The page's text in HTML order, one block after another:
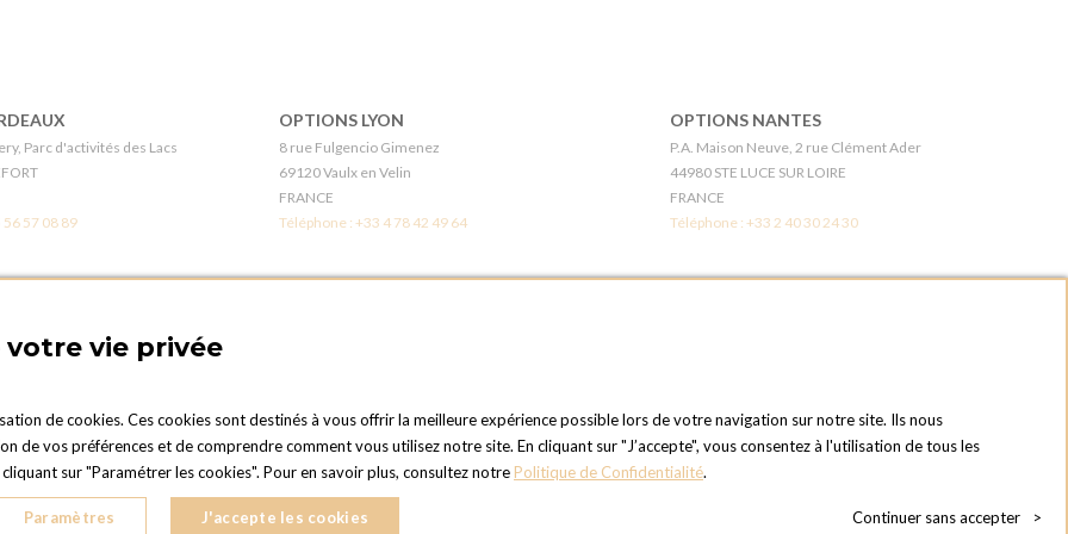
Parc d'activités des Lacs
56 57 08 89
OPTIONS LYON
8 rue Fulgencio Gimenez
69120 Vaulx en Velin
FRANCE
Téléphone : +33 4 78 42 49 64
OPTIONS NANTES
P.A. Maison Neuve, 2 rue Clément Ader
44980 STE LUCE SUR LOIRE
FRANCE
Téléphone : +33 2 40 30 24 30
Val
du-Rouvray
OPTIONS TOULOUSE
6 rue Gaye Marie, ZAC de Saint-Martin du Touch
31300 Toulouse
FRANCE
OPTIONS MC
Eden Tower - 25 Boulevard de Belgique
vie privée
de cookies. Ces cookies sont destinés à vous offrir la meilleure expérience possible lors de votre navigation sur notre site. Ils nous
vos préférences et de comprendre comment vous utilisez notre site. En cliquant sur "J’accepte", vous consentez à l'utilisation de tous les
sur "Paramétrer les cookies". Pour en savoir plus, consultez notre Politique de Confidentialité.
Paramètres J'accepte les cookies Continuer sans accepter >